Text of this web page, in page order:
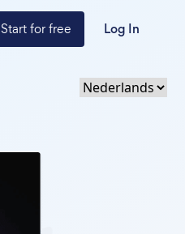
Start for free Log In